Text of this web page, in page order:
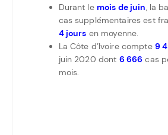
Durant le mois de juin, la
cas supplémentaires est
4 jours en moyenne.
La Côte d’Ivoire compte 9
juin 2020 dont 6 666 cas
mois.